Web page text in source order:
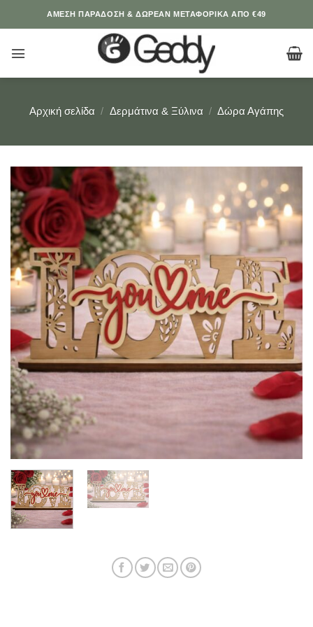
ΆΜΕΣΗ ΠΑΡΑΔΟΣΗ & ΔΩΡΕΑΝ ΜΕΤΑΦΟΡΙΚΑ ΑΠΟ €49
Αρχική σελίδα / Δερμάτινα & Ξύλινα / Δώρα Αγάπης